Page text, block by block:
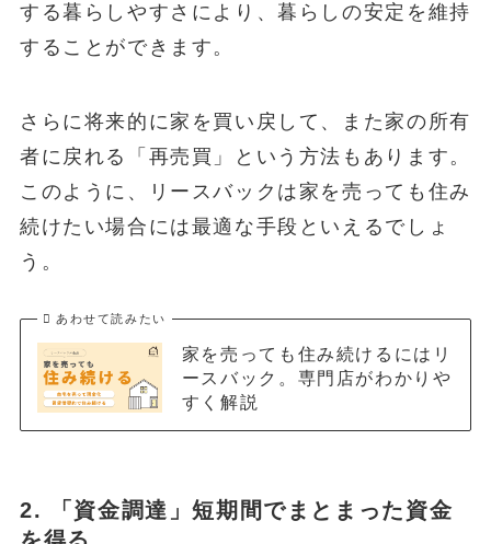
する暮らしやすさにより、暮らしの安定を維持
することができます。
さらに将来的に家を買い戻して、また家の所有
者に戻れる「再売買」という方法もあります。
このように、リースバックは家を売っても住み
続けたい場合には最適な手段といえるでしょ
う。
あわせて読みたい
家を売っても住み続けるにはリ
ースバック。専門店がわかりや
すく解説
2. 「資金調達」短期間でまとまった資金